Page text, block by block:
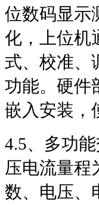
位数码显示
化，上位机
式、校准、
功能。硬件
嵌入安装，
4.5、多功
压电流量程
数、电压、